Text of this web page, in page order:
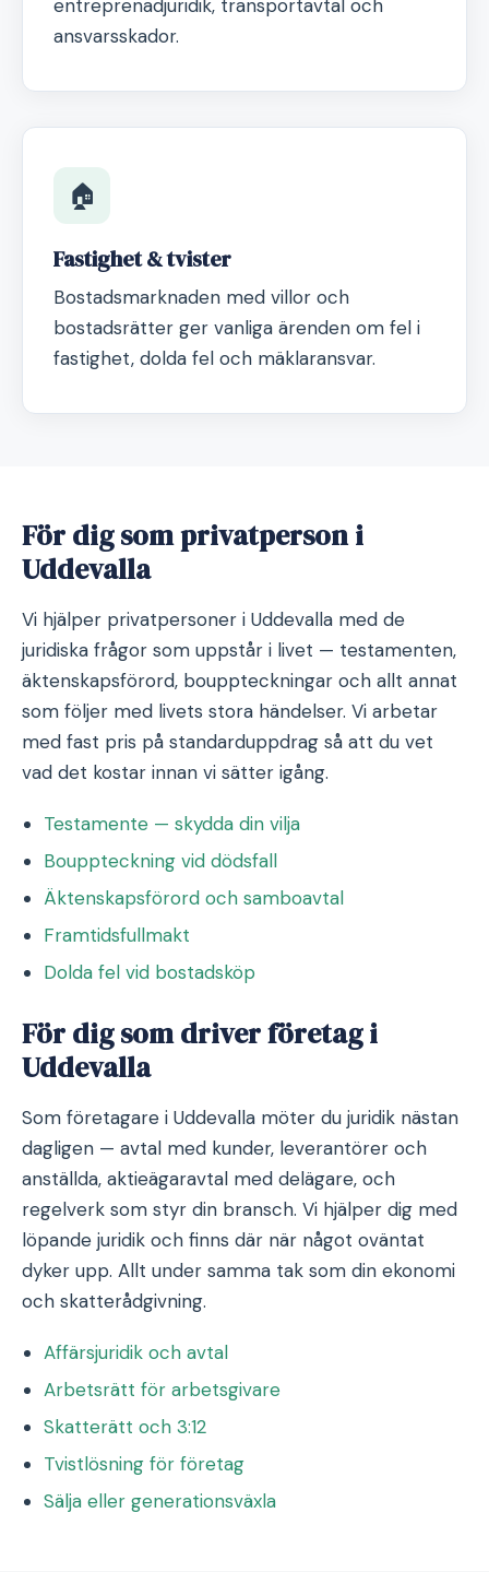
entreprenadjuridik, transportavtal och
ansvarsskador.
🏠
Fastighet & tvister
Bostadsmarknaden med villor och
bostadsrätter ger vanliga ärenden om fel i
fastighet, dolda fel och mäklaransvar.
För dig som privatperson i
Uddevalla
Vi hjälper privatpersoner i Uddevalla med de
juridiska frågor som uppstår i livet — testamenten,
äktenskapsförord, bouppteckningar och allt annat
som följer med livets stora händelser. Vi arbetar
med fast pris på standarduppdrag så att du vet
vad det kostar innan vi sätter igång.
Testamente — skydda din vilja
Bouppteckning vid dödsfall
Äktenskapsförord och samboavtal
Framtidsfullmakt
Dolda fel vid bostadsköp
För dig som driver företag i
Uddevalla
Som företagare i Uddevalla möter du juridik nästan
dagligen — avtal med kunder, leverantörer och
anställda, aktieägaravtal med delägare, och
regelverk som styr din bransch. Vi hjälper dig med
löpande juridik och finns där när något oväntat
dyker upp. Allt under samma tak som din ekonomi
och skatterådgivning.
Affärsjuridik och avtal
Arbetsrätt för arbetsgivare
Skatterätt och 3:12
Tvistlösning för företag
Sälja eller generationsväxla